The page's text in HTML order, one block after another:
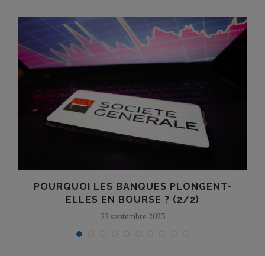
POURQUOI LES BANQUES PLONGENT-
ELLES EN BOURSE ? (2/2)
22 septembre 2023